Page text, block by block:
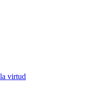
virtud